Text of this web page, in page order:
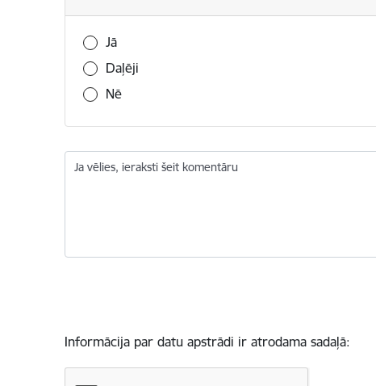
Vai šī informācija bija noderīga?
Jā
Daļēji
Nē
Ja vēlies, ieraksti šeit komentāru
Informācija par datu apstrādi ir atrodama sadaļā: